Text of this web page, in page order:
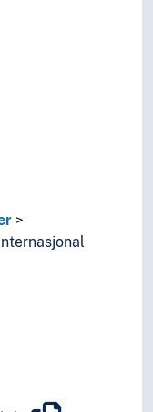
Internasjonal